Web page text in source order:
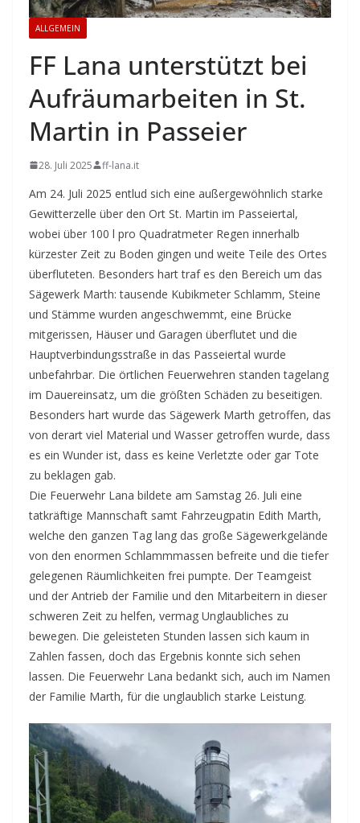
ALLGEMEIN
FF Lana unterstützt bei
Aufräumarbeiten in St.
Martin in Passeier
28. Juli 2025 ff-lana.it
Am 24. Juli 2025 entlud sich eine außergewöhnlich starke
Gewitterzelle über den Ort St. Martin im Passeiertal,
wobei über 100 l pro Quadratmeter Regen innerhalb
kürzester Zeit zu Boden gingen und weite Teile des Ortes
überfluteten. Besonders hart traf es den Bereich um das
Sägewerk Marth: tausende Kubikmeter Schlamm, Steine
und Stämme wurden angeschwemmt, eine Brücke
mitgerissen, Häuser und Garagen überflutet und die
Hauptverbindungsstraße in das Passeiertal wurde
unbefahrbar. Die örtlichen Feuerwehren standen tagelang
im Dauereinsatz, um die größten Schäden zu beseitigen.
Besonders hart wurde das Sägewerk Marth getroffen, das
von derart viel Material und Wasser getroffen wurde, dass
es ein Wunder ist, dass es keine Verletzte oder gar Tote
zu beklagen gab.
Die Feuerwehr Lana bildete am Samstag 26. Juli eine
tatkräftige Mannschaft samt Fahrzeugpatin Edith Marth,
welche den ganzen Tag lang das große Sägewerkgelände
von den enormen Schlammmassen befreite und die tiefer
gelegenen Räumlichkeiten frei pumpte. Der Teamgeist
und der Antrieb der Familie und den Mitarbeitern in dieser
schweren Zeit zu helfen, vermag Unglaubliches zu
bewegen. Die geleisteten Stunden lassen sich kaum in
Zahlen fassen, doch das Ergebnis konnte sich sehen
lassen. Die Feuerwehr Lana bedankt sich, auch im Namen
der Familie Marth, für die unglaublich starke Leistung.